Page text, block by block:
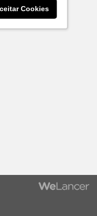
Cookies